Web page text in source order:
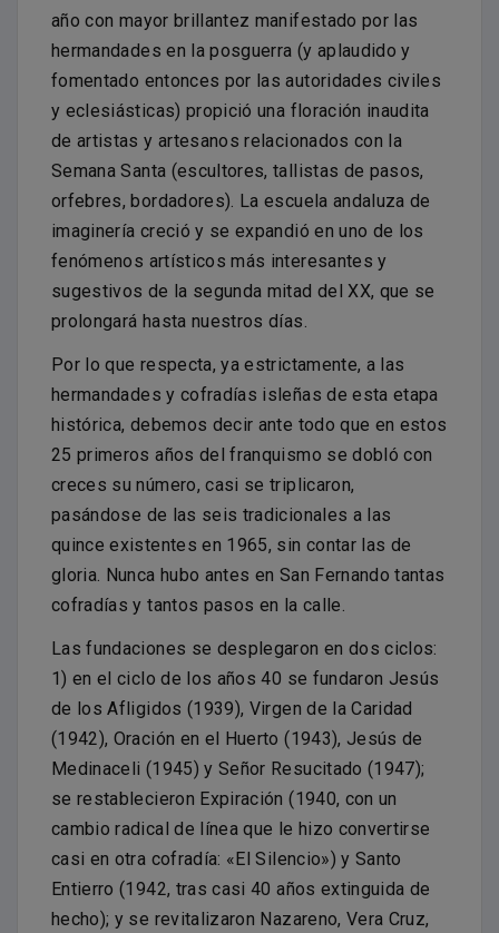
año con mayor brillantez manifestado por las
hermandades en la posguerra (y aplaudido y
fomentado entonces por las autoridades civiles
y eclesiásticas) propició una floración inaudita
de artistas y artesanos relacionados con la
Semana Santa (escultores, tallistas de pasos,
orfebres, bordadores). La escuela andaluza de
imaginería creció y se expandió en uno de los
fenómenos artísticos más interesantes y
sugestivos de la segunda mitad del XX, que se
prolongará hasta nuestros días.
Por lo que respecta, ya estrictamente, a las
hermandades y cofradías isleñas de esta etapa
histórica, debemos decir ante todo que en estos
25 primeros años del franquismo se dobló con
creces su número, casi se triplicaron,
pasándose de las seis tradicionales a las
quince existentes en 1965, sin contar las de
gloria. Nunca hubo antes en San Fernando tantas
cofradías y tantos pasos en la calle.
Las fundaciones se desplegaron en dos ciclos:
1) en el ciclo de los años 40 se fundaron Jesús
de los Afligidos (1939), Virgen de la Caridad
(1942), Oración en el Huerto (1943), Jesús de
Medinaceli (1945) y Señor Resucitado (1947);
se restablecieron Expiración (1940, con un
cambio radical de línea que le hizo convertirse
casi en otra cofradía: «El Silencio») y Santo
Entierro (1942, tras casi 40 años extinguida de
hecho); y se revitalizaron Nazareno, Vera Cruz,